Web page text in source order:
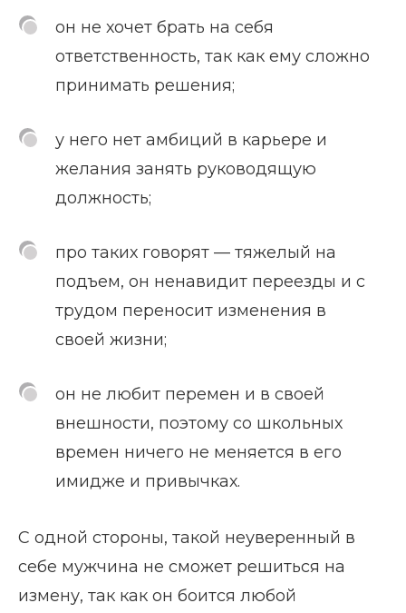
он не хочет брать на себя
ответственность, так как ему сложно
принимать решения;
у него нет амбиций в карьере и
желания занять руководящую
должность;
про таких говорят — тяжелый на
подъем, он ненавидит переезды и с
трудом переносит изменения в
своей жизни;
он не любит перемен и в своей
внешности, поэтому со школьных
времен ничего не меняется в его
имидже и привычках.
С одной стороны, такой неуверенный в
себе мужчина не сможет решиться на
измену, так как он боится любой